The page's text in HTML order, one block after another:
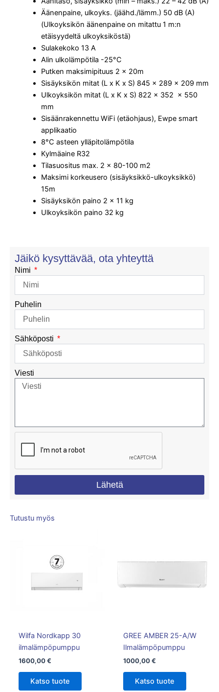
Äänenpaine, ulkoyks. (jäähd./lämm.) 50 dB (A)
(Ulkoyksikön äänenpaine on mitattu 1 m:n
etäisyydeltä ulkoyksiköstä)
Sulakekoko 13 A
Alin ulkolämpötila -25°C
Putken maksimipituus 2 x 20m
Sisäyksikön mitat (L x K x S) 845 x 289 x 209 mm
Ulkoyksikön mitat (L x K x S) 822 x 352 x 550
mm
Sisäänrakennettu WiFi (etäohjaus), Ewpe smart
applikaatio
8°C asteen ylläpitolämpötila
Kylmäaine R32
Tilasuositus max. 2 x 80-100 m2
Maksimi korkeusero (sisäyksikkö-ulkoyksikkö)
15m
Sisäyksikön paino 2 x 11 kg
Ulkoyksikön paino 32 kg
Jäikö kysyttävää, ota yhteyttä
Nimi
Puhelin
Sähköposti
Viesti
Lähetä
Tutustu myös
Wilfa Nordkapp 30
ilmalämpöpumppu
1600,00€
Katso tuote
GREE AMBER 25-A/W
Ilmalämpöpumppu
1000,00€
Katso tuote